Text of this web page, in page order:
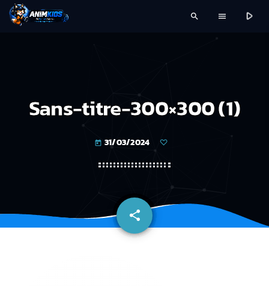
search menu play_arrow
Sans-titre-300×300 (1)
today 31/03/2024
share
email